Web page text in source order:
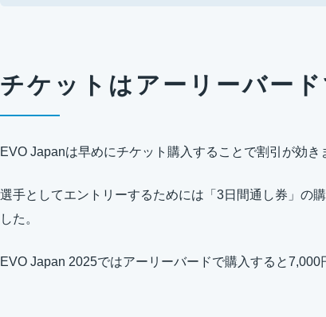
チケットはアーリーバー
EVO Japanは早めにチケット購入することで割引が効き
選手としてエントリーするためには「3日間通し券」の
した。
EVO Japan 2025ではアーリーバードで購入すると7,000